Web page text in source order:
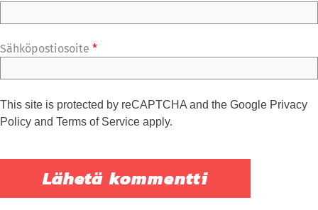
Sähköpostiosoite *
This site is protected by reCAPTCHA and the Google Privacy
Policy and Terms of Service apply.